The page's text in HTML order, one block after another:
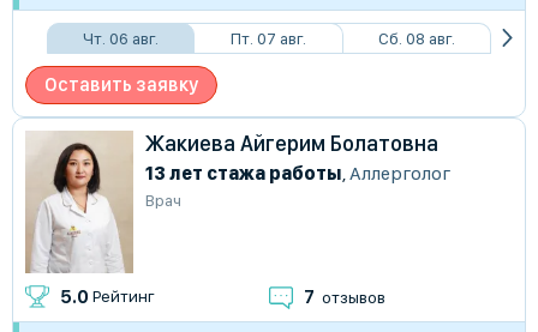
Чт. 06 авг. Пт. 07 авг. Сб. 08 авг.
Оставить заявку
Жакиева Айгерим Болатовна
13 лет стажа работы,Аллерголог
Врач
5.0 Рейтинг 7 отзывов